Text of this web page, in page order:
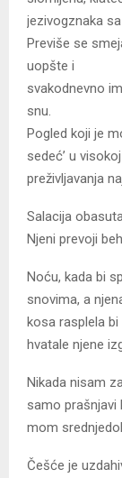
jezivogznaka
Previše se
uopšte i
svakodnevno
snu.
Pogled koji je
sedeć’ u
preživljavanja
Salacija
Njeni prevoji
Noću, kada bi
snovima, a
kosa rasplela
hvatale njene
Nikada nisam
samo prašnjavi
mom
Češće je